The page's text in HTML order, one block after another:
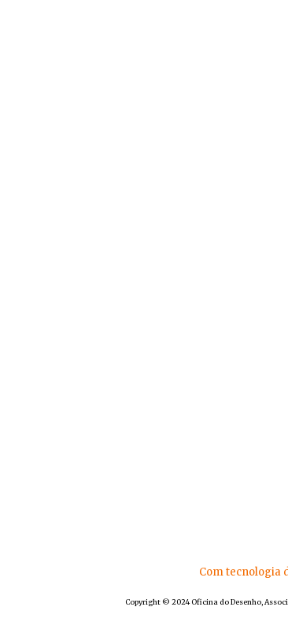
Com tecnologia
Copyright © 2024 Oficina do Desenho,